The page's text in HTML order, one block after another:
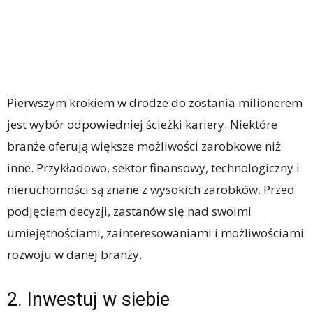
Pierwszym krokiem w drodze do zostania milionerem
jest wybór odpowiedniej ścieżki kariery. Niektóre
branże oferują większe możliwości zarobkowe niż
inne. Przykładowo, sektor finansowy, technologiczny i
nieruchomości są znane z wysokich zarobków. Przed
podjęciem decyzji, zastanów się nad swoimi
umiejętnościami, zainteresowaniami i możliwościami
rozwoju w danej branży.
2. Inwestuj w siebie